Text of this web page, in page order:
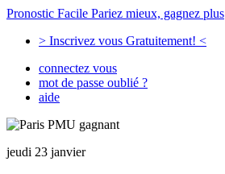
Pronostic Facile Pariez mieux, gagnez plus
> Inscrivez vous Gratuitement! <
connectez vous
mot de passe oublié ?
aide
jeudi 23 janvier